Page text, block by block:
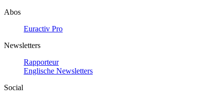
Abos
Euractiv Pro
Newsletters
Rapporteur
Englische Newsletters
Social